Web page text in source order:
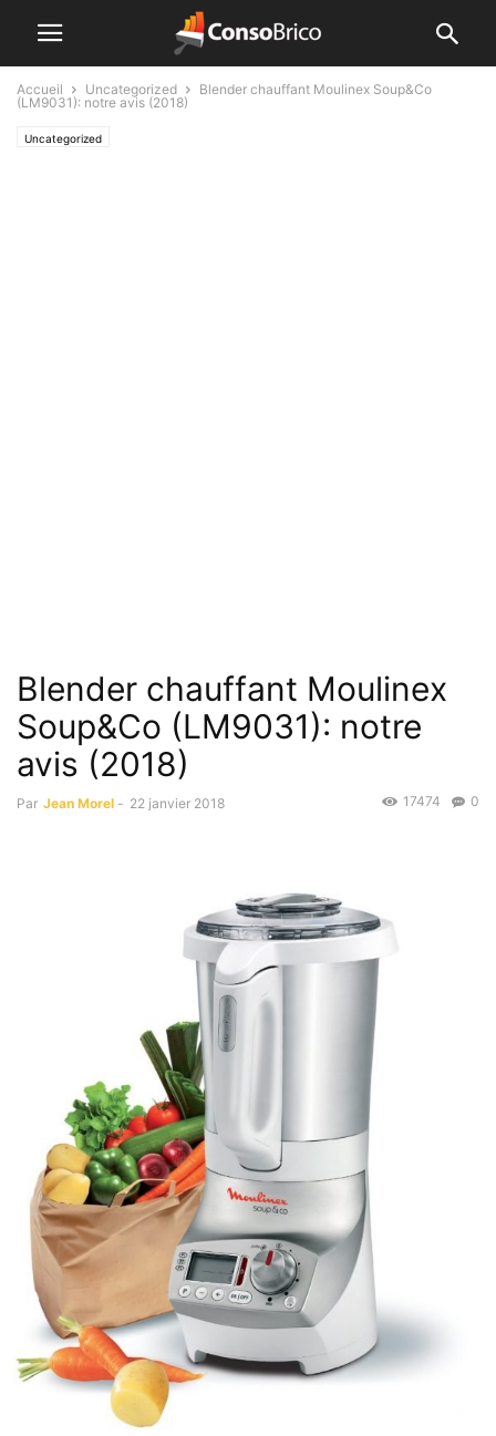
Accueil Uncategorized
Blender chauffant Moulinex Soup&Co
(LM9031): notre avis (2018)
Uncategorized
Blender chauffant Moulinex
Soup&Co (LM9031): notre
avis (2018)
Par Jean Morel - 22 janvier 2018 0
17474